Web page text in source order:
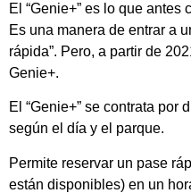
El “Genie+” es lo que
Es una manera de entrar a
rápida”. Pero, a partir de
Genie+.
El “Genie+” se contrata por
según el día y el parque.
Permite reservar un pase
están disponibles) en un